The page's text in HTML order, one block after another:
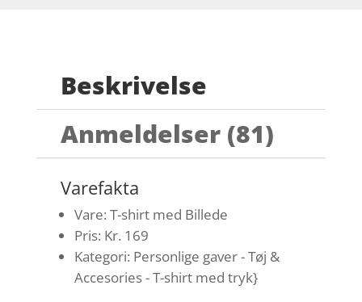
Beskrivelse
Anmeldelser (81)
Varefakta
Vare: T-shirt med Billede
Pris: Kr. 169
Kategori: Personlige gaver - Tøj &
Accesories - T-shirt med tryk}